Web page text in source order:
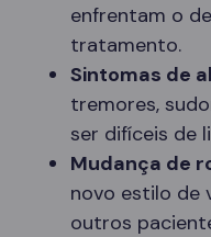
enfrentam o
tratamento.
Sintomas de
tremores,
ser difíceis de
Mudança de
novo estilo de
outros